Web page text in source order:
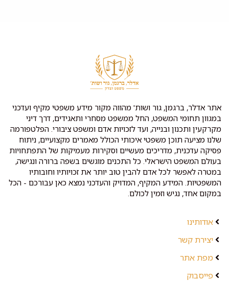
אתר אדלר, ברגמן, גור ושות' מהווה מקור מידע משפטי מקיף ועדכני
במגוון תחומי המשפט, החל ממשפט מסחרי ותאגידים, דרך דיני
מקרקעין ותכנון ובנייה, ועד לזכויות אדם ומשפט ציבורי. הפלטפורמה
שלנו מציעה תוכן משפטי איכותי הכולל מאמרים מקצועיים, ניתוח
פסיקה עדכנית, מדריכים מעשיים וסקירות מעמיקות של התפתחויות
בעולם המשפט הישראלי. כל התכנים מוגשים בשפה ברורה ונגישה,
במטרה לאפשר לכל אדם להבין טוב יותר את זכויותיו וחובותיו
המשפטיות. המידע המקיף, המדויק והעדכני נמצא כאן עבורכם - הכל
במקום אחד, נגיש וזמין לכולם.
אודותינו
יצירת קשר
מפת אתר
פייסבוק